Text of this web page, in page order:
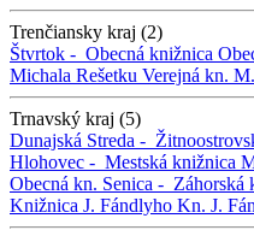
Trenčiansky kraj (2)
Štvrtok - Obecná knižnica
Michala Rešetku Verejná kn.
Trnavský kraj (5)
Dunajská Streda -
Hlohovec - Mestská knižnica
Obecná kn. Senica - Záhorská
Knižnica J. Fándlyho Kn. J.